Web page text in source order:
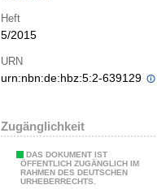
Heft
5/2015
URN
urn:nbn:de:hbz:5:2-639129
Zugänglichkeit
DAS DOKUMENT IST
ÖFFENTLICH ZUGÄNGLICH IM
RAHMEN DES DEUTSCHEN
URHEBERRECHTS.